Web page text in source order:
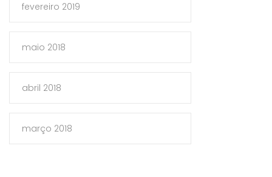
fevereiro 2019
maio 2018
abril 2018
março 2018